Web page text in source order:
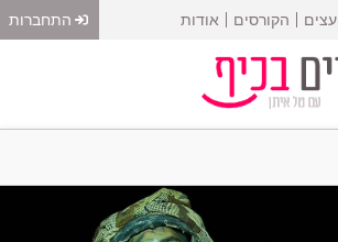
הקורסים אודות התחברות